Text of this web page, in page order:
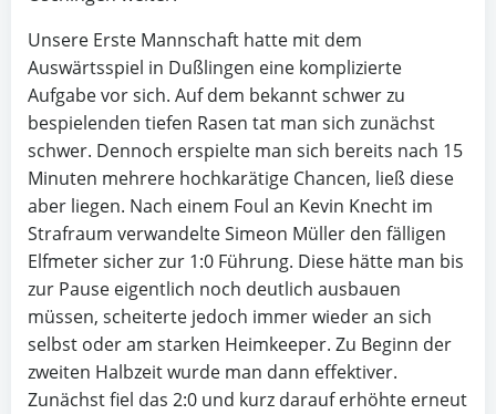
Unsere Erste Mannschaft hatte mit dem
Auswärtsspiel in Dußlingen eine komplizierte
Aufgabe vor sich. Auf dem bekannt schwer zu
bespielenden tiefen Rasen tat man sich zunächst
schwer. Dennoch erspielte man sich bereits nach 15
Minuten mehrere hochkarätige Chancen, ließ diese
aber liegen. Nach einem Foul an Kevin Knecht im
Strafraum verwandelte Simeon Müller den fälligen
Elfmeter sicher zur 1:0 Führung. Diese hätte man bis
zur Pause eigentlich noch deutlich ausbauen
müssen, scheiterte jedoch immer wieder an sich
selbst oder am starken Heimkeeper. Zu Beginn der
zweiten Halbzeit wurde man dann effektiver.
Zunächst fiel das 2:0 und kurz darauf erhöhte erneut